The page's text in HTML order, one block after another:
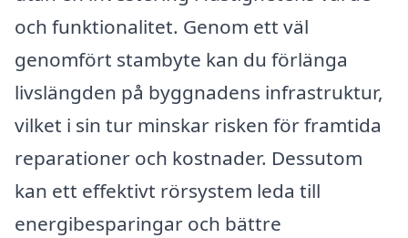
och funktionalitet. Genom ett väl
genomfört stambyte kan du förlänga
livslängden på byggnadens infrastruktur,
vilket i sin tur minskar risken för framtida
reparationer och kostnader. Dessutom
kan ett effektivt rörsystem leda till
energibesparingar och bättre